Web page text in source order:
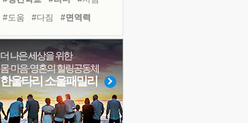
아픈 아버지를 위한 공간 설계
슬럼프
보고 싶은 어머니
유년 시절의 부산 영도 바다
#도움
#다짐
#면역력
#경험
#건강
#비전캠프
#극복
#명상
#아이들
#계획
#바이러스
#희망
#독서캠프
#독서
#나눔
더 나은 세상을 위한
몸·마음·영혼의 힐링공동체
한울타리 소울패밀리